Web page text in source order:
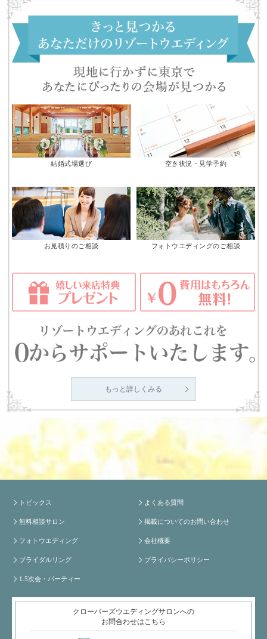
結婚式場選び 空き状況・見学予約
お見積りのご相談 フォトウエディングのご相談
もっと詳しくみる
トピックス
無料相談サロン
フォトウエディング
ブライダルリング
1.5次会・パーティー
よくある質問
掲載についてのお問い合わせ
会社概要
プライバシーポリシー
クローバーズウエディングサロンへの
お問合わせはこちら